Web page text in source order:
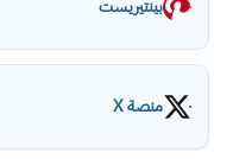
بينتيريست
منصة X